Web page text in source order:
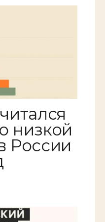
низкой
России